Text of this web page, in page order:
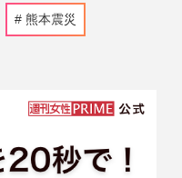
熊本震災